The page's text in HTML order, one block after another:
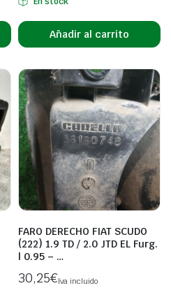
Añadir al carrito
FARO DERECHO FIAT SCUDO
(222) 1.9 TD / 2.0 JTD EL Furg.
| 0.95 – …
30,25€Iva incluido